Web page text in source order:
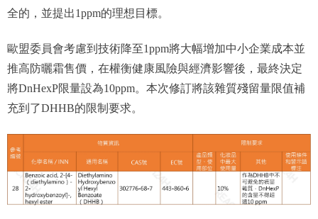
全的，並提出1ppm的理想目標。
歐盟委員會考慮到技術降至1ppm將大幅增加中小企業成本並
推高防曬霜售價，在權衡健康風險與經濟影響後，最終決定
將DnHexP限量設為10ppm。本次修訂將該雜質殘留量限值補
充到了DHHB的限制要求。